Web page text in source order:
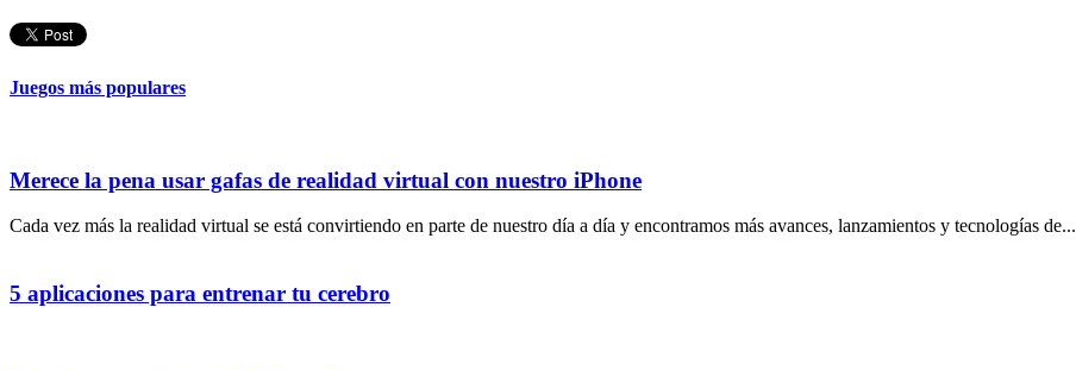
Juegos más populares
Merece la pena usar gafas de realidad virtual con nuestro iPhone
Cada vez más la realidad virtual se está convirtiendo en parte de nuestro día a día y encontramos más avances, lanzamientos y tecnologías de...
5 aplicaciones para entrenar tu cerebro